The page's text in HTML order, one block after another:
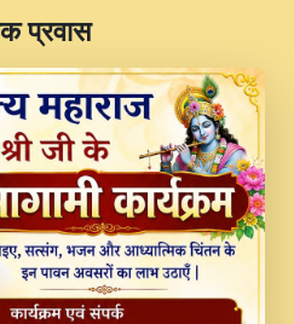
BULAVE by Rasik
At VEER JI
Sajaya Mata
Rani Bhajan By
KANTH KALER
SONG 2017
प्रवास